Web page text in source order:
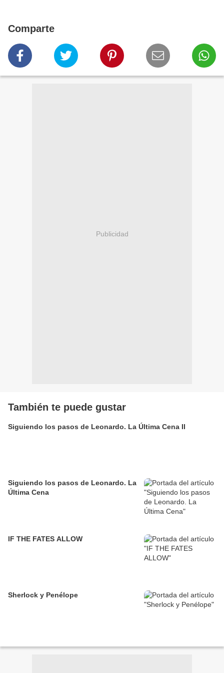
Comparte
Publicidad
También te puede gustar
Siguiendo los pasos de Leonardo. La Última Cena II
Siguiendo los pasos de Leonardo. La
Última Cena
IF THE FATES ALLOW
Sherlock y Penélope